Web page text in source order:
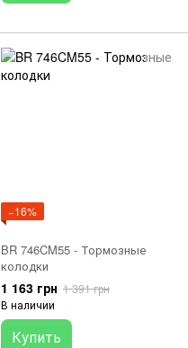
−16%
BR 746CM55 - Тормозные
колодки
1 163 грн 1 391 грн
В наличии
Купить